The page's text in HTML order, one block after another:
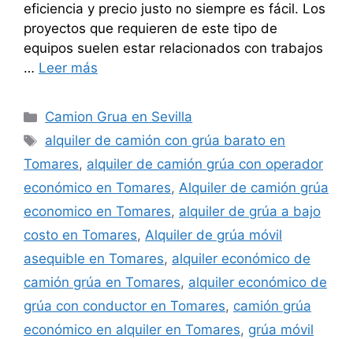
eficiencia y precio justo no siempre es fácil. Los
proyectos que requieren de este tipo de
equipos suelen estar relacionados con trabajos
… Leer más
Categorías
Camion Grua en Sevilla
Etiquetas
alquiler de camión con grúa barato en
Tomares, alquiler de camión grúa con operador
económico en Tomares, Alquiler de camión grúa
economico en Tomares, alquiler de grúa a bajo
costo en Tomares, Alquiler de grúa móvil
asequible en Tomares, alquiler económico de
camión grúa en Tomares, alquiler económico de
grúa con conductor en Tomares, camión grúa
económico en alquiler en Tomares, grúa móvil